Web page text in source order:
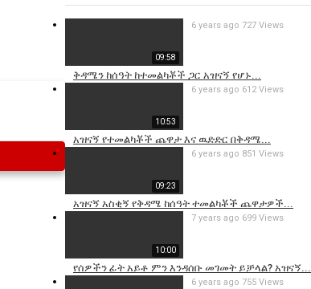
09:58
ቅዳሜን ከሰዓት ከተመልካቾች ጋር አዝናኝ የሆኑ...
6 years ago 727 Views
10:53
አዝናኝ የተመልካቾች ጨዋታ እና ዉድድር በቅዳሜ...
6 years ago 612 Views
09:23
አዝናኝ አስቂኝ የቅዳሜ ከሰዓት ተመልካቾች ጨዋታዎች...
6 years ago 851 Views
10:00
የሰዎችን ፊት አይቶ ምን እንዳሰቡ መገመት ይቻላል? አዝናኝ...
7 years ago 699 Views
6 years ago 755 Views